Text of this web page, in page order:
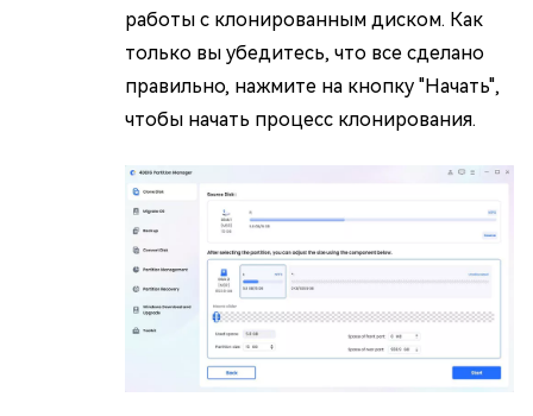
работы с клонированным диском. Как
только вы убедитесь, что все сделано
правильно, нажмите на кнопку "Начать",
чтобы начать процесс клонирования.